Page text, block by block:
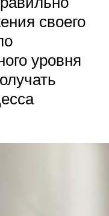
своего
уровня